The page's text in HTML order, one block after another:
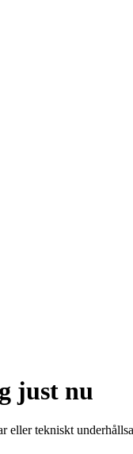
just nu
eller tekniskt